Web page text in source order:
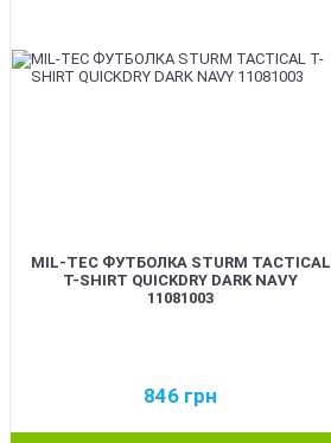
MIL-TEC ФУТБОЛКА STURM TACTICAL
T-SHIRT QUICKDRY DARK NAVY
11081003
846 грн